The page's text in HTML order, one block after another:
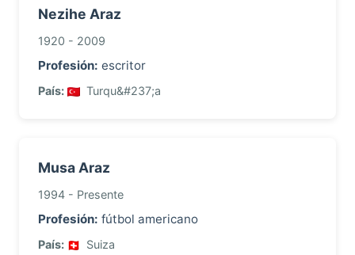
Nezihe Araz
1920 - 2009
Profesión: escritor
País: Turqu&#237;a
Musa Araz
1994 - Presente
Profesión: fútbol americano
País: Suiza